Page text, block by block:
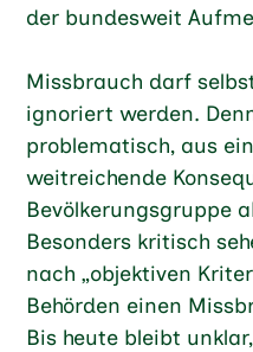
der bundesweit
Missbrauch darf
ignoriert werden.
problematisch, aus
weitreichende
Bevölkerungsgruppe
Besonders kritisch
nach „objektiven
Behörden einen
Bis heute bleibt